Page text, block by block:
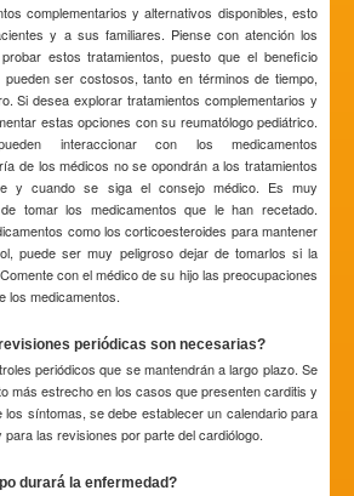
complementarios y alternativos disponibles, esto
y a sus familiares. Piense con atención los
estos tratamientos, puesto que el beneficio
ser costosos, tanto en términos de tiempo,
Si desea explorar tratamientos complementarios y
estas opciones con su reumatólogo pediátrico.
interaccionar con los medicamentos
de los médicos no se opondrán a los tratamientos
y cuando se siga el consejo médico. Es muy
tomar los medicamentos que le han recetado.
como los corticoesteroides para mantener
puede ser muy peligroso dejar de tomarlos si la
con el médico de su hijo las preocupaciones
los medicamentos.
periódicas son necesarias?
periódicos que se mantendrán a largo plazo. Se
más estrecho en los casos que presenten carditis y
síntomas, se debe establecer un calendario para
las revisiones por parte del cardiólogo.
durará la enfermedad?